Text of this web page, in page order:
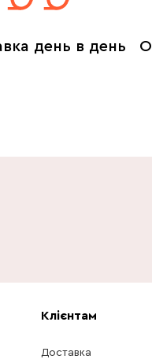
день в день
Клієнтам
Доставка